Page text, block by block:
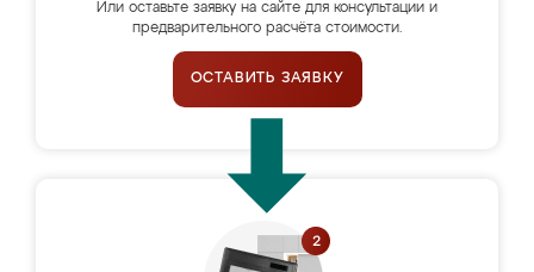
Или оставьте заявку на сайте для консультации и
предварительного расчёта стоимости.
ОСТАВИТЬ ЗАЯВКУ